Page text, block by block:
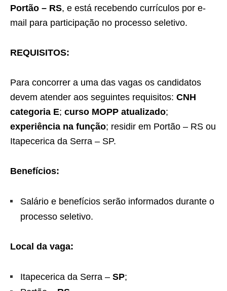
Portão – RS, e está recebendo currículos por e-
mail para participação no processo seletivo.
REQUISITOS:
Para concorrer a uma das vagas os candidatos
devem atender aos seguintes requisitos: CNH
categoria E; curso MOPP atualizado;
experiência na função; residir em Portão – RS ou
Itapecerica da Serra – SP.
Benefícios:
Salário e benefícios serão informados durante o
processo seletivo.
Local da vaga:
Itapecerica da Serra – SP;